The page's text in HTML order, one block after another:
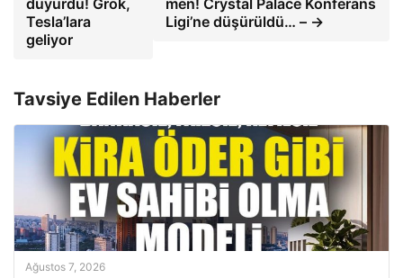
duyurdu! Grok,
Tesla’lara
geliyor
men! Crystal Palace Konferans
Ligi’ne düşürüldü… – →
Tavsiye Edilen Haberler
Ağustos 7, 2026